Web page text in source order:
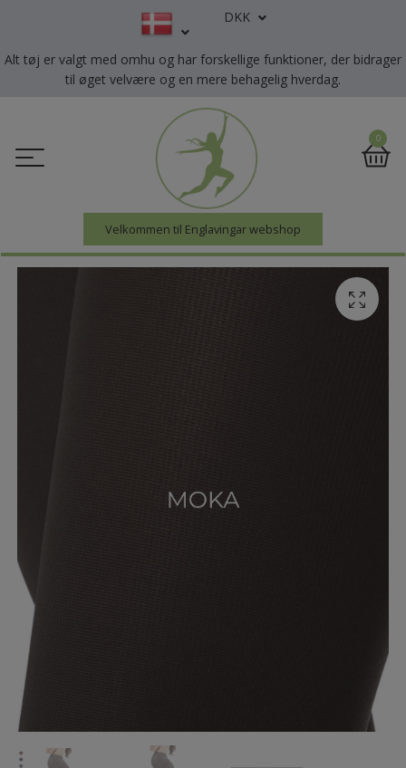
DKK
Alt tøj er valgt med omhu og har forskellige funktioner, der bidrager
til øget velvære og en mere behagelig hverdag.
Velkommen til Englavingar webshop
0